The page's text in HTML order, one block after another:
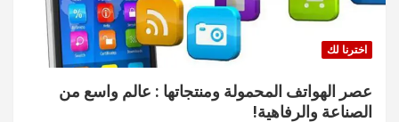
اخترنا لك
عصر الهواتف المحمولة ومنتجاتها : عالم واسع من
الصناعة والرفاهية!